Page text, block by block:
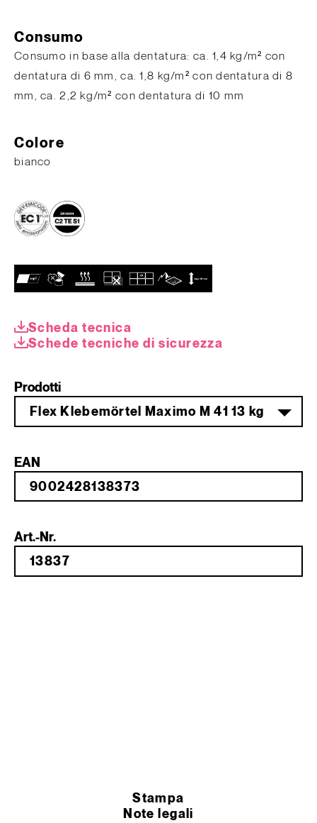
Consumo
Consumo in base alla dentatura: ca. 1,4 kg/m² con
dentatura di 6 mm, ca. 1,8 kg/m² con dentatura di 8
mm, ca. 2,2 kg/m² con dentatura di 10 mm
Colore
bianco
Scheda tecnica
Schede tecniche di sicurezza
Prodotti
Flex Klebemörtel Maximo M 41 13 kg
EAN
Art.-Nr.
Stampa
Note legali